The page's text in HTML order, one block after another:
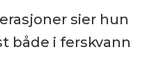
sier hun
både i ferskvann